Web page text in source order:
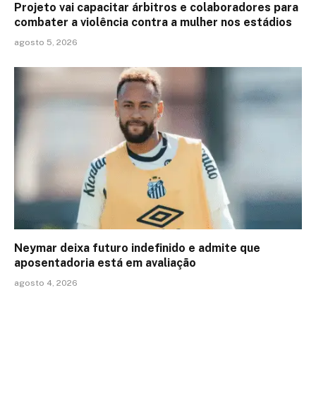
Projeto vai capacitar árbitros e colaboradores para
combater a violência contra a mulher nos estádios
agosto 5, 2026
Neymar deixa futuro indefinido e admite que
aposentadoria está em avaliação
agosto 4, 2026